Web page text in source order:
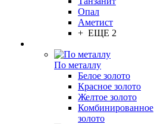
Опал
Аметист
+ ЕЩЕ 2
По металлу
Белое золото
Красное золото
Желтое золото
Комбинированное
золото